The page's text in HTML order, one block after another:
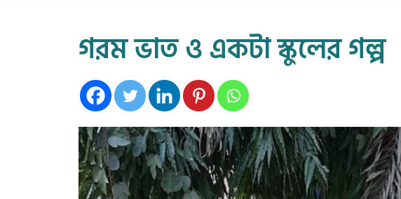
গরম ভাত ও একটা স্কুলের গল্প